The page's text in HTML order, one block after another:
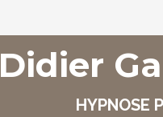
Didier
HYPNOSE